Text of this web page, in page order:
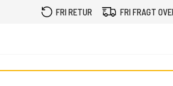
FRI RETUR FRI FRAGT